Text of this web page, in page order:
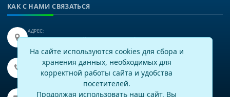
КАК С НАМИ СВЯЗАТЬСЯ
АДРЕС:
Иркутск, улица Байкальская 249, офис 225.
ТЕЛЕФОН:
+7(3952)43-60-16
EMAIL:
На сайте используются cookies для сбора и
хранения данных, необходимых для
корректной работы сайта и удобства
посетителей.
Продолжая использовать наш сайт, Вы